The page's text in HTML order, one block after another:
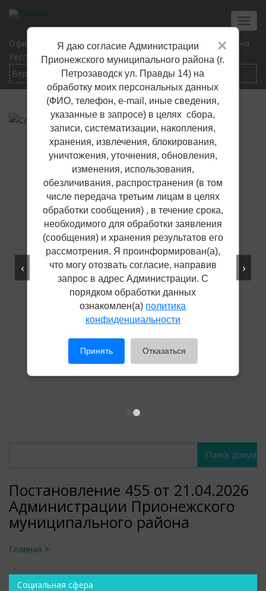
Перейти
основному
содержанию
×
Я даю согласие Администрации
Прионежского муниципального района (г.
Петрозаводск ул. Правды 14) на
обработку моих персональных данных
(ФИО, телефон, е-mail, иные сведения,
указанные в запросе) в целях сбора,
записи, систематизации, накопления,
хранения, извлечения, блокирования,
уничтожения, уточнения, обновления,
изменения, использования,
обезличивания, распространения (в том
числе передача третьим лицам в целях
обработки сообщения) , в течение срока,
необходимого для обработки заявления
(сообщения) и хранения результатов его
рассмотрения. Я проинформирован(а),
что могу отозвать согласие, направив
запрос в адрес Администрации. С
порядком обработки данных
ознакомлен(а) политика
конфиденциальности
Принять Отказаться
Официальный сайт Прионежского муниципального района
Республики Карелия
‹ ›
Постановление 455 от 21.04.2026
Администрации Прионежского
муниципального района
Главная >
Социальная сфера